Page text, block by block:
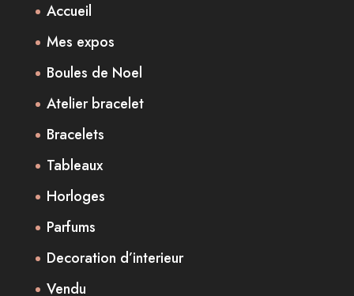
Accueil
Mes expos
Boules de Noel
Atelier bracelet
Bracelets
Tableaux
Horloges
Parfums
Decoration d’interieur
Vendu